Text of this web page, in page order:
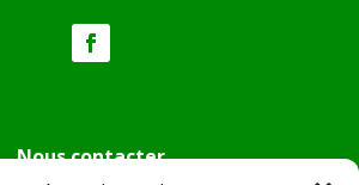
Nous contacter